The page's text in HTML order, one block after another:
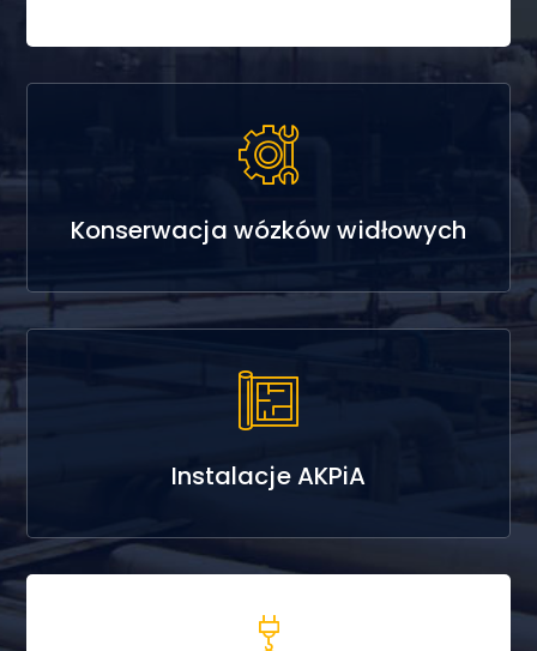
Konserwacja wózków widłowych
Instalacje AKPiA